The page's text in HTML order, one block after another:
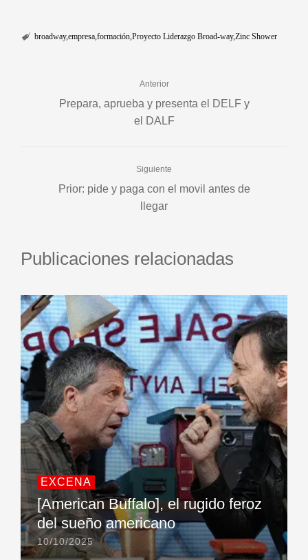
broadway empresa formación Proyecto Liderazgo Broad-way Zinc Shower
Anterior
Prepara, aprueba y presenta el DELF y
el DALF
Siguiente
Prior: pide y paga con el movil antes de
llegar
Publicaciones relacionadas
EXCENA
[American Buffalo], el rugido feroz
del sueño americano
10/10/2025